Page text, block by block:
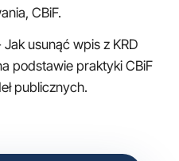
CBiF.
Jak usunąć wpis z KRD
podstawie praktyki CBiF
publicznych.